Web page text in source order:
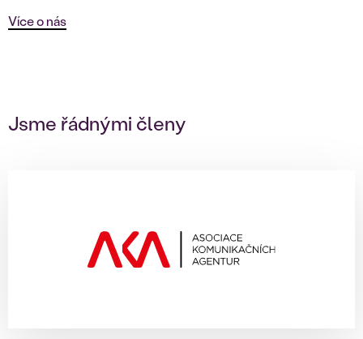
Více o nás
Jsme řádnými členy
Promotion řádným členem AKA -
Asociace komunikačních agentur